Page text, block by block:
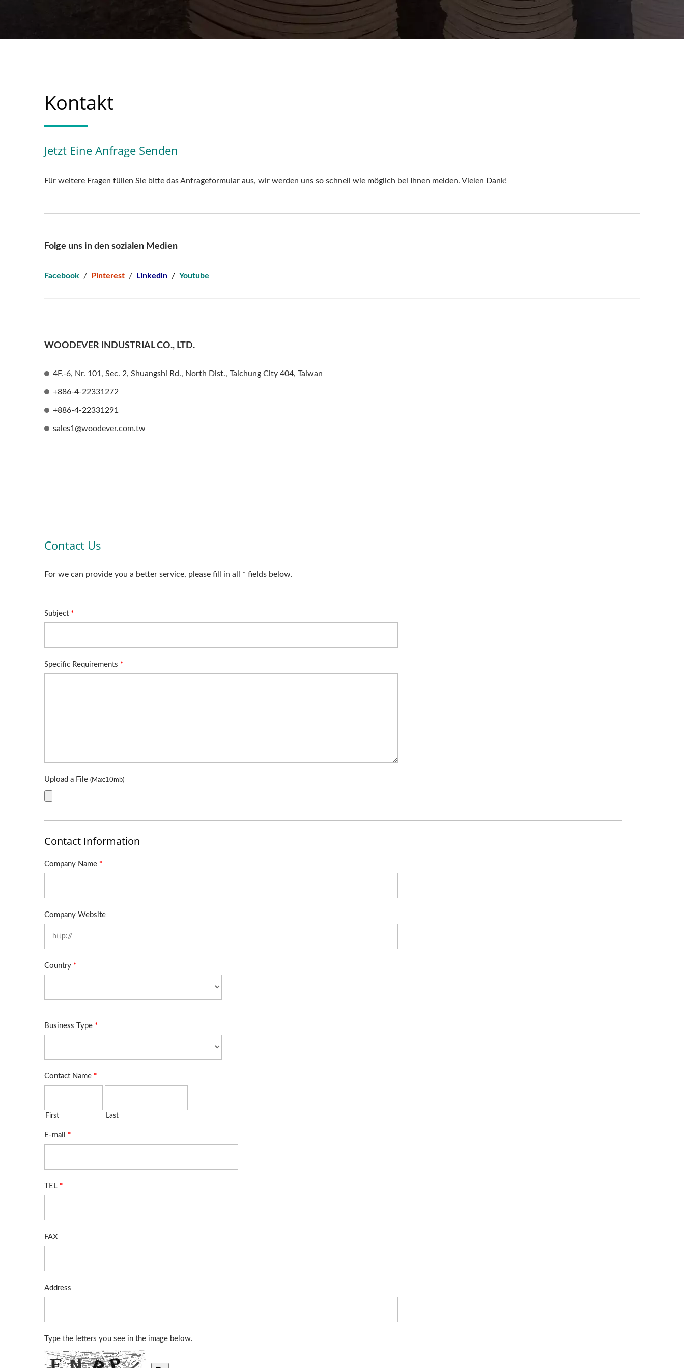
Kontakt
Jetzt Eine Anfrage Senden
Für weitere Fragen füllen Sie bitte das Anfrageformular aus, wir werden uns so schnell wie möglich bei Ihnen melden. Vielen Dank!
Folge uns in den sozialen Medien
Facebook / Pinterest / Linkedln / Youtube
WOODEVER INDUSTRIAL CO., LTD.
4F.-6, Nr. 101, Sec. 2, Shuangshi Rd., North Dist., Taichung City 404, Taiwan
+886-4-22331272
+886-4-22331291
sales1@woodever.com.tw